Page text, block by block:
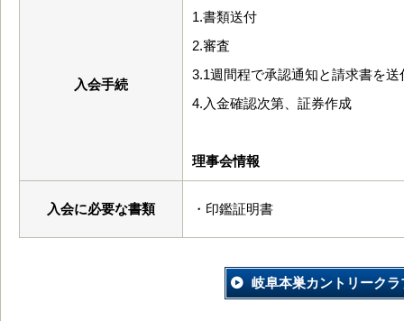
入会手続
1.書類送付
2.審査
3.1週間程で承認通知と請求書を送
4.入金確認次第、証券作成
理事会情報
入会に必要な書類 ・印鑑証明書
岐阜本巣カントリーク